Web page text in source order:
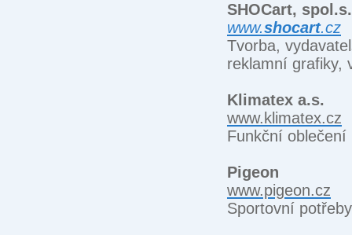
SHOCart,
www.shocart.cz
Tvorba,
reklamní grafiky,
Klimatex a.s.
www.klimatex.cz
Funkční
Pigeon
www.pigeon.cz
Sportovní